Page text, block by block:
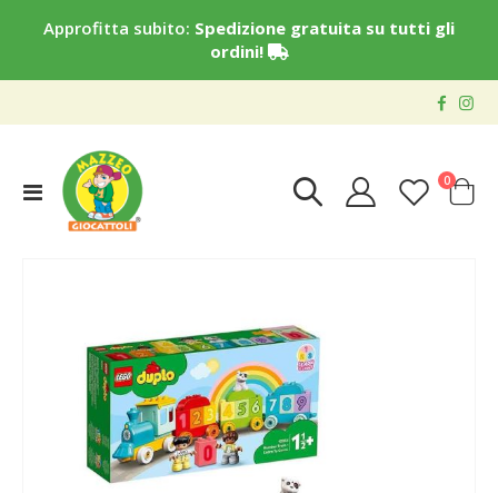
Approfitta subito: Spedizione gratuita su tutti gli
ordini!
Toggle
Nav
Cart
0elementi